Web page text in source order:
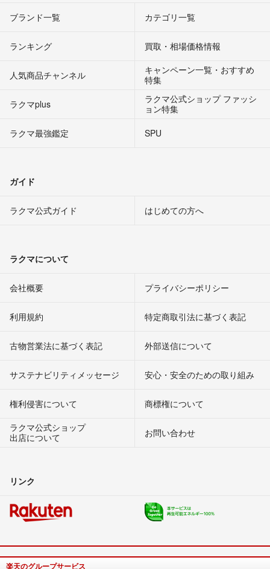
ブランド一覧 カテゴリ一覧
ランキング 買取・相場価格情報
人気商品チャンネル
キャンペーン一覧・おすすめ
特集
ラクマplus
ラクマ公式ショップ ファッシ
ョン特集
ラクマ最強鑑定
SPU
ガイド
ラクマ公式ガイド はじめての方へ
ラクマについて
会社概要 プライバシーポリシー
利用規約 特定商取引法に基づく表記
古物営業法に基づく表記 外部送信について
サステナビリティメッセージ 安心・安全のための取り組み
権利侵害について
商標権について
ラクマ公式ショップ
出店について
お問い合わせ
リンク
楽天のグループサービス